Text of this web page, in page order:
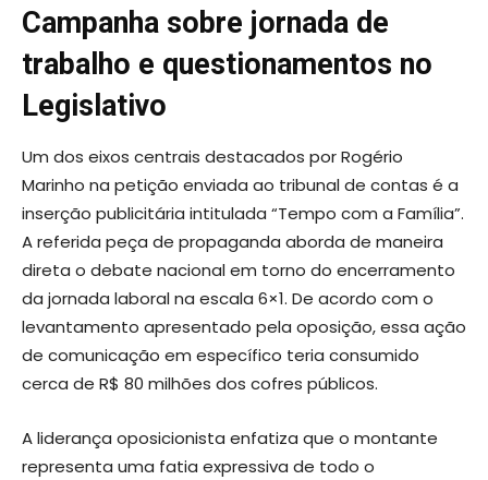
Campanha sobre jornada de
trabalho e questionamentos no
Legislativo
Um dos eixos centrais destacados por Rogério
Marinho na petição enviada ao tribunal de contas é a
inserção publicitária intitulada “Tempo com a Família”.
A referida peça de propaganda aborda de maneira
direta o debate nacional em torno do encerramento
da jornada laboral na escala 6×1. De acordo com o
levantamento apresentado pela oposição, essa ação
de comunicação em específico teria consumido
cerca de R$ 80 milhões dos cofres públicos.
A liderança oposicionista enfatiza que o montante
representa uma fatia expressiva de todo o